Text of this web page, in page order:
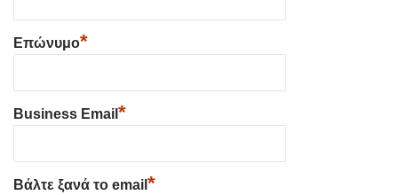
Επώνυμο*
Business Email *
Βάλτε ξανά το email *